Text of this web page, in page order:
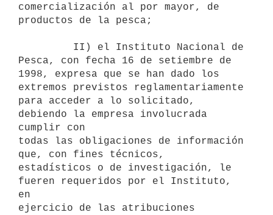
comercialización al por mayor, de
productos de la pesca;
Pesca, con fecha 16 de setiembre de
1998, expresa que se han dado los
extremos previstos reglamentariamente
para acceder a lo solicitado,
debiendo la empresa involucrada
cumplir con
todas las obligaciones de información
que, con fines técnicos,
estadísticos o de investigación, le
fueren requeridos por el Instituto,
en
ejercicio de las atribuciones